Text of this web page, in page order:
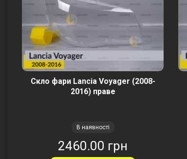
Скло фари Lancia Voyager (2008-
2016) праве
В наявності
2460.00 грн